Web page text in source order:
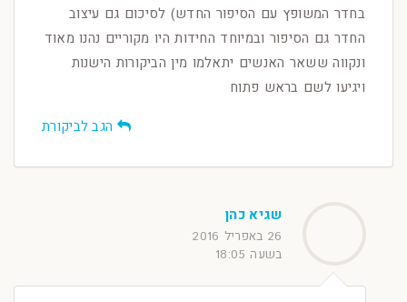
בחדר המשופץ עם הסיפור החדש) לסיכום גם עיצוב
החדר גם הסיפור ובמיוחד החידות היו מקוריים נהנו מאוד
ונקווה ששאר האנשים יתאלמו מין הביקורות הישנות
ויגיעו לשם בראש פתוח
הגב לביקורת
שגיא כהן
26 באפריל 2016
בשעה 18:05